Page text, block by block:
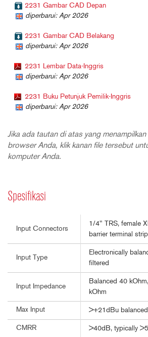
2231 Gambar CAD Depan
diperbarui: Apr 2026
2231 Gambar CAD Belakang
diperbarui: Apr 2026
2231 Lembar Data-Inggris
diperbarui: Apr 2026
2231 Buku Petunjuk Pemilik-Inggris
diperbarui: Apr 2026
Jika ada tautan di atas yang
browser Anda, klik kanan file tersebut
komputer Anda.
Spesifikasi
Input Connectors
1/4" TRS, female
barrier terminal strip
Input Type
Electronically
filtered
Input Impedance
Balanced 40
kOhm
Max Input >+21dBu
CMRR >40dB, typically